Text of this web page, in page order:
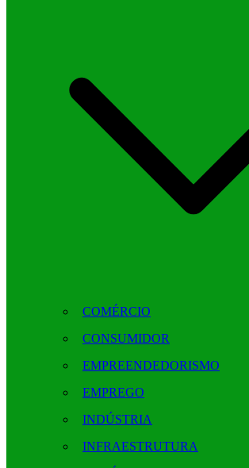
COMÉRCIO
CONSUMIDOR
EMPREENDEDORISMO
EMPREGO
INDÚSTRIA
INFRAESTRUTURA